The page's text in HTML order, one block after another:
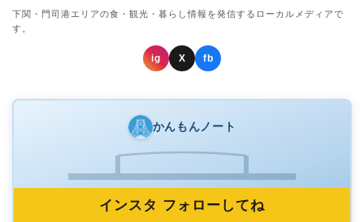
下関・門司港エリアの食・観光・暮らし情報を発信するローカルメディアで
す。
ig X fb
かんもんノート
インスタ フォローしてね